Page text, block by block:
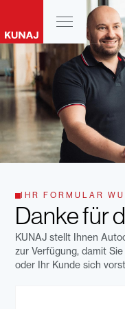
IHR FORMULAR
Danke für
KUNAJ stellt Ihnen
zur Verfügung, damit
oder Ihr Kunde sich